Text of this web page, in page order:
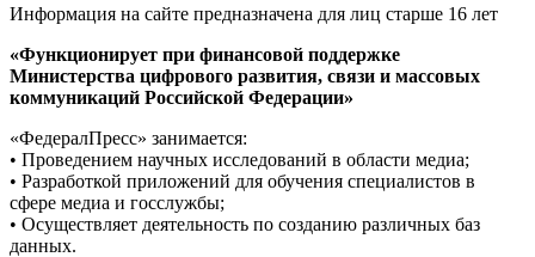
Информация на сайте предназначена для лиц старше 16 лет
«Функционирует при финансовой поддержке
Министерства цифрового развития, связи и массовых
коммуникаций Российской Федерации»
«ФедералПресс» занимается:
• Проведением научных исследований в области медиа;
• Разработкой приложений для обучения специалистов в
сфере медиа и госслужбы;
• Осуществляет деятельность по созданию различных баз
данных.